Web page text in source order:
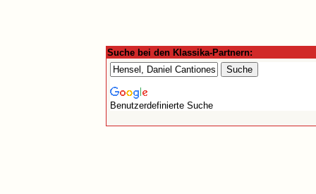
Suche bei den Klassika-Partnern:
Benutzerdefinierte Suche